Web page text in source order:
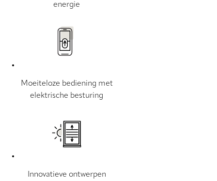
energie
Moeiteloze bediening met
elektrische besturing
Innovatieve ontwerpen